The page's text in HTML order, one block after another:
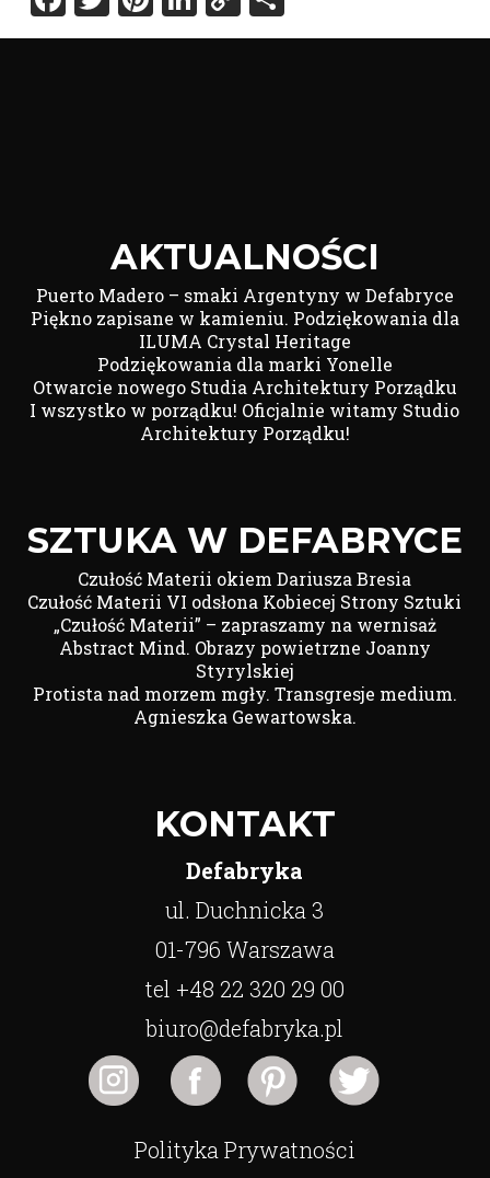
Link
AKTUALNOŚCI
Puerto Madero – smaki Argentyny w Defabryce
Piękno zapisane w kamieniu. Podziękowania dla
ILUMA Crystal Heritage
Podziękowania dla marki Yonelle
Otwarcie nowego Studia Architektury Porządku
I wszystko w porządku! Oficjalnie witamy Studio
Architektury Porządku!
SZTUKA W DEFABRYCE
Czułość Materii okiem Dariusza Bresia
Czułość Materii VI odsłona Kobiecej Strony Sztuki
„Czułość Materii” – zapraszamy na wernisaż
Abstract Mind. Obrazy powietrzne Joanny
Styrylskiej
Protista nad morzem mgły. Transgresje medium.
Agnieszka Gewartowska.
KONTAKT
Defabryka
ul. Duchnicka 3
01-796 Warszawa
tel +48 22 320 29 00
biuro@defabryka.pl
Polityka Prywatności